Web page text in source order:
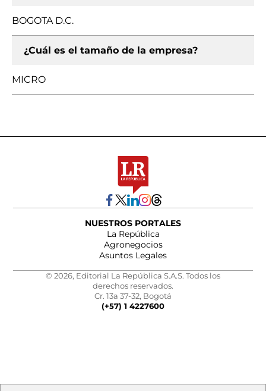
BOGOTA D.C.
¿Cuál es el tamaño de la empresa?
MICRO
NUESTROS PORTALES
La República
Agronegocios
Asuntos Legales
© 2026, Editorial La República S.A.S. Todos los
derechos reservados.
Cr. 13a 37-32, Bogotá
(+57) 1 4227600